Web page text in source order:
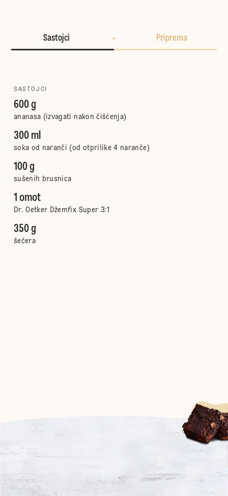
Sastojci Priprema
SASTOJCI
600 g
ananasa (izvagati nakon čišćenja)
300 ml
soka od naranči (od otprilike 4 naranče)
100 g
sušenih brusnica
1 omot
Dr. Oetker Džemfix Super 3:1
350 g
šećera